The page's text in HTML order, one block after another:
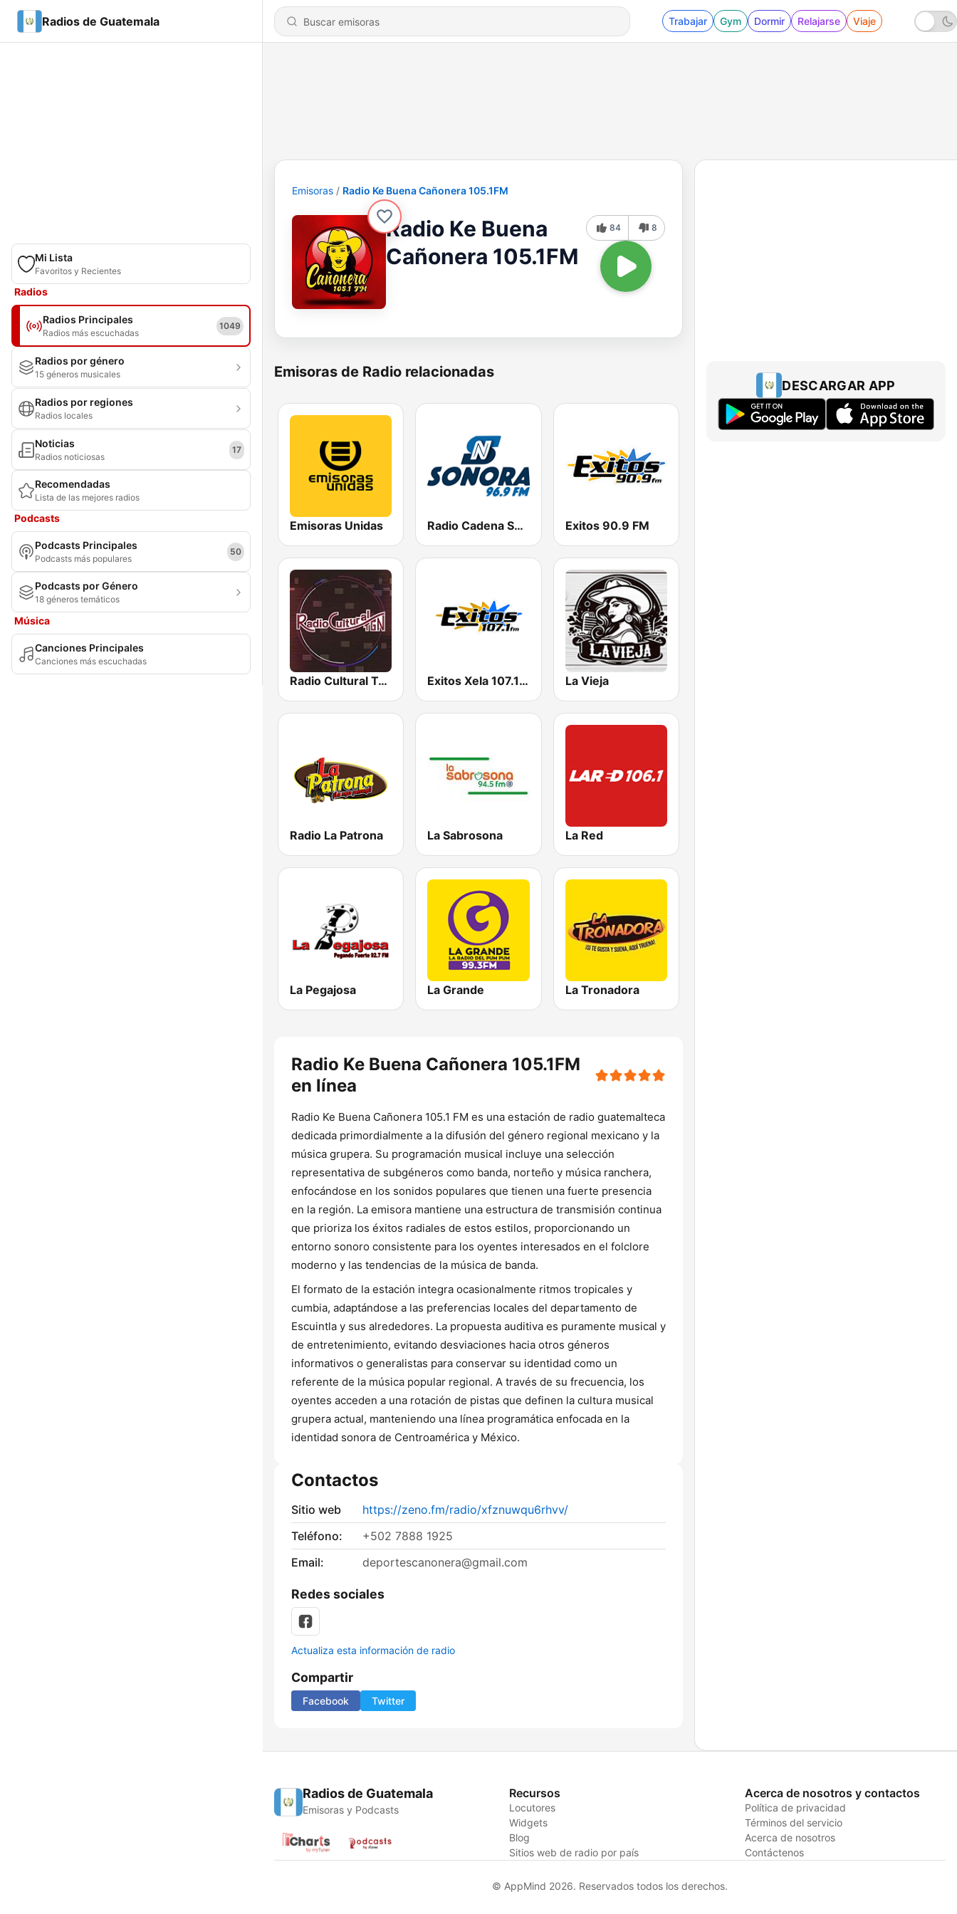
Radios de Guatemala Trabajar Gym Dormir Relajarse Viaje
Mi Lista
Favoritos y Recientes
Radios
Radios Principales
Radios más escuchadas
1049
Radios por género
15 géneros musicales
Radios por regiones
Radios locales
Noticias
Radios noticiosas
17
Recomendadas
Lista de las mejores radios
Podcasts
Podcasts Principales
Podcasts más populares
50
Podcasts por Género
18 géneros temáticos
Música
Canciones Principales
Canciones más escuchadas
Emisoras Radio Ke Buena Cañonera 105.1FM
Radio Ke Buena
Cañonera 105.1FM
84 8
Emisoras de Radio relacionadas
Emisoras Unidas Radio Cadena Sonora Exitos 90.9 FM
Radio Cultural TGN Exitos Xela 107.1 FM La Vieja
Radio La Patrona La Sabrosona La Red
La Pegajosa La Grande La Tronadora
Radio Ke Buena Cañonera 105.1FM
en línea
Radio Ke Buena Cañonera 105.1 FM es una estación de radio guatemalteca
dedicada primordialmente a la difusión del género regional mexicano y la
música grupera. Su programación musical incluye una selección
representativa de subgéneros como banda, norteño y música ranchera,
enfocándose en los sonidos populares que tienen una fuerte presencia
en la región. La emisora mantiene una estructura de transmisión continua
que prioriza los éxitos radiales de estos estilos, proporcionando un
entorno sonoro consistente para los oyentes interesados en el folclore
moderno y las tendencias de la música de banda.
El formato de la estación integra ocasionalmente ritmos tropicales y
cumbia, adaptándose a las preferencias locales del departamento de
Escuintla y sus alrededores. La propuesta auditiva es puramente musical y
de entretenimiento, evitando desviaciones hacia otros géneros
informativos o generalistas para conservar su identidad como un
referente de la música popular regional. A través de su frecuencia, los
oyentes acceden a una rotación de pistas que definen la cultura musical
grupera actual, manteniendo una línea programática enfocada en la
identidad sonora de Centroamérica y México.
Contactos
Sitio web
https://zeno.fm/radio/xfznuwqu6rhvv/
Teléfono:
+502 7888 1925
Email:
deportescanonera@gmail.com
Redes sociales
Actualiza esta información de radio
Compartir
Facebook Twitter
DESCARGAR APP
Radios de Guatemala
Emisoras y Podcasts
Recursos
Locutores
Widgets
Blog
Sitios web de radio por país
Acerca de nosotros y contactos
Política de privacidad
Términos del servicio
Acerca de nosotros
Contáctenos
© AppMind 2026. Reservados todos los derechos.